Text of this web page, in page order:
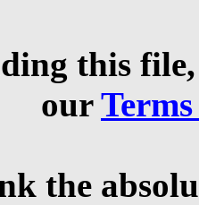
this
our
the